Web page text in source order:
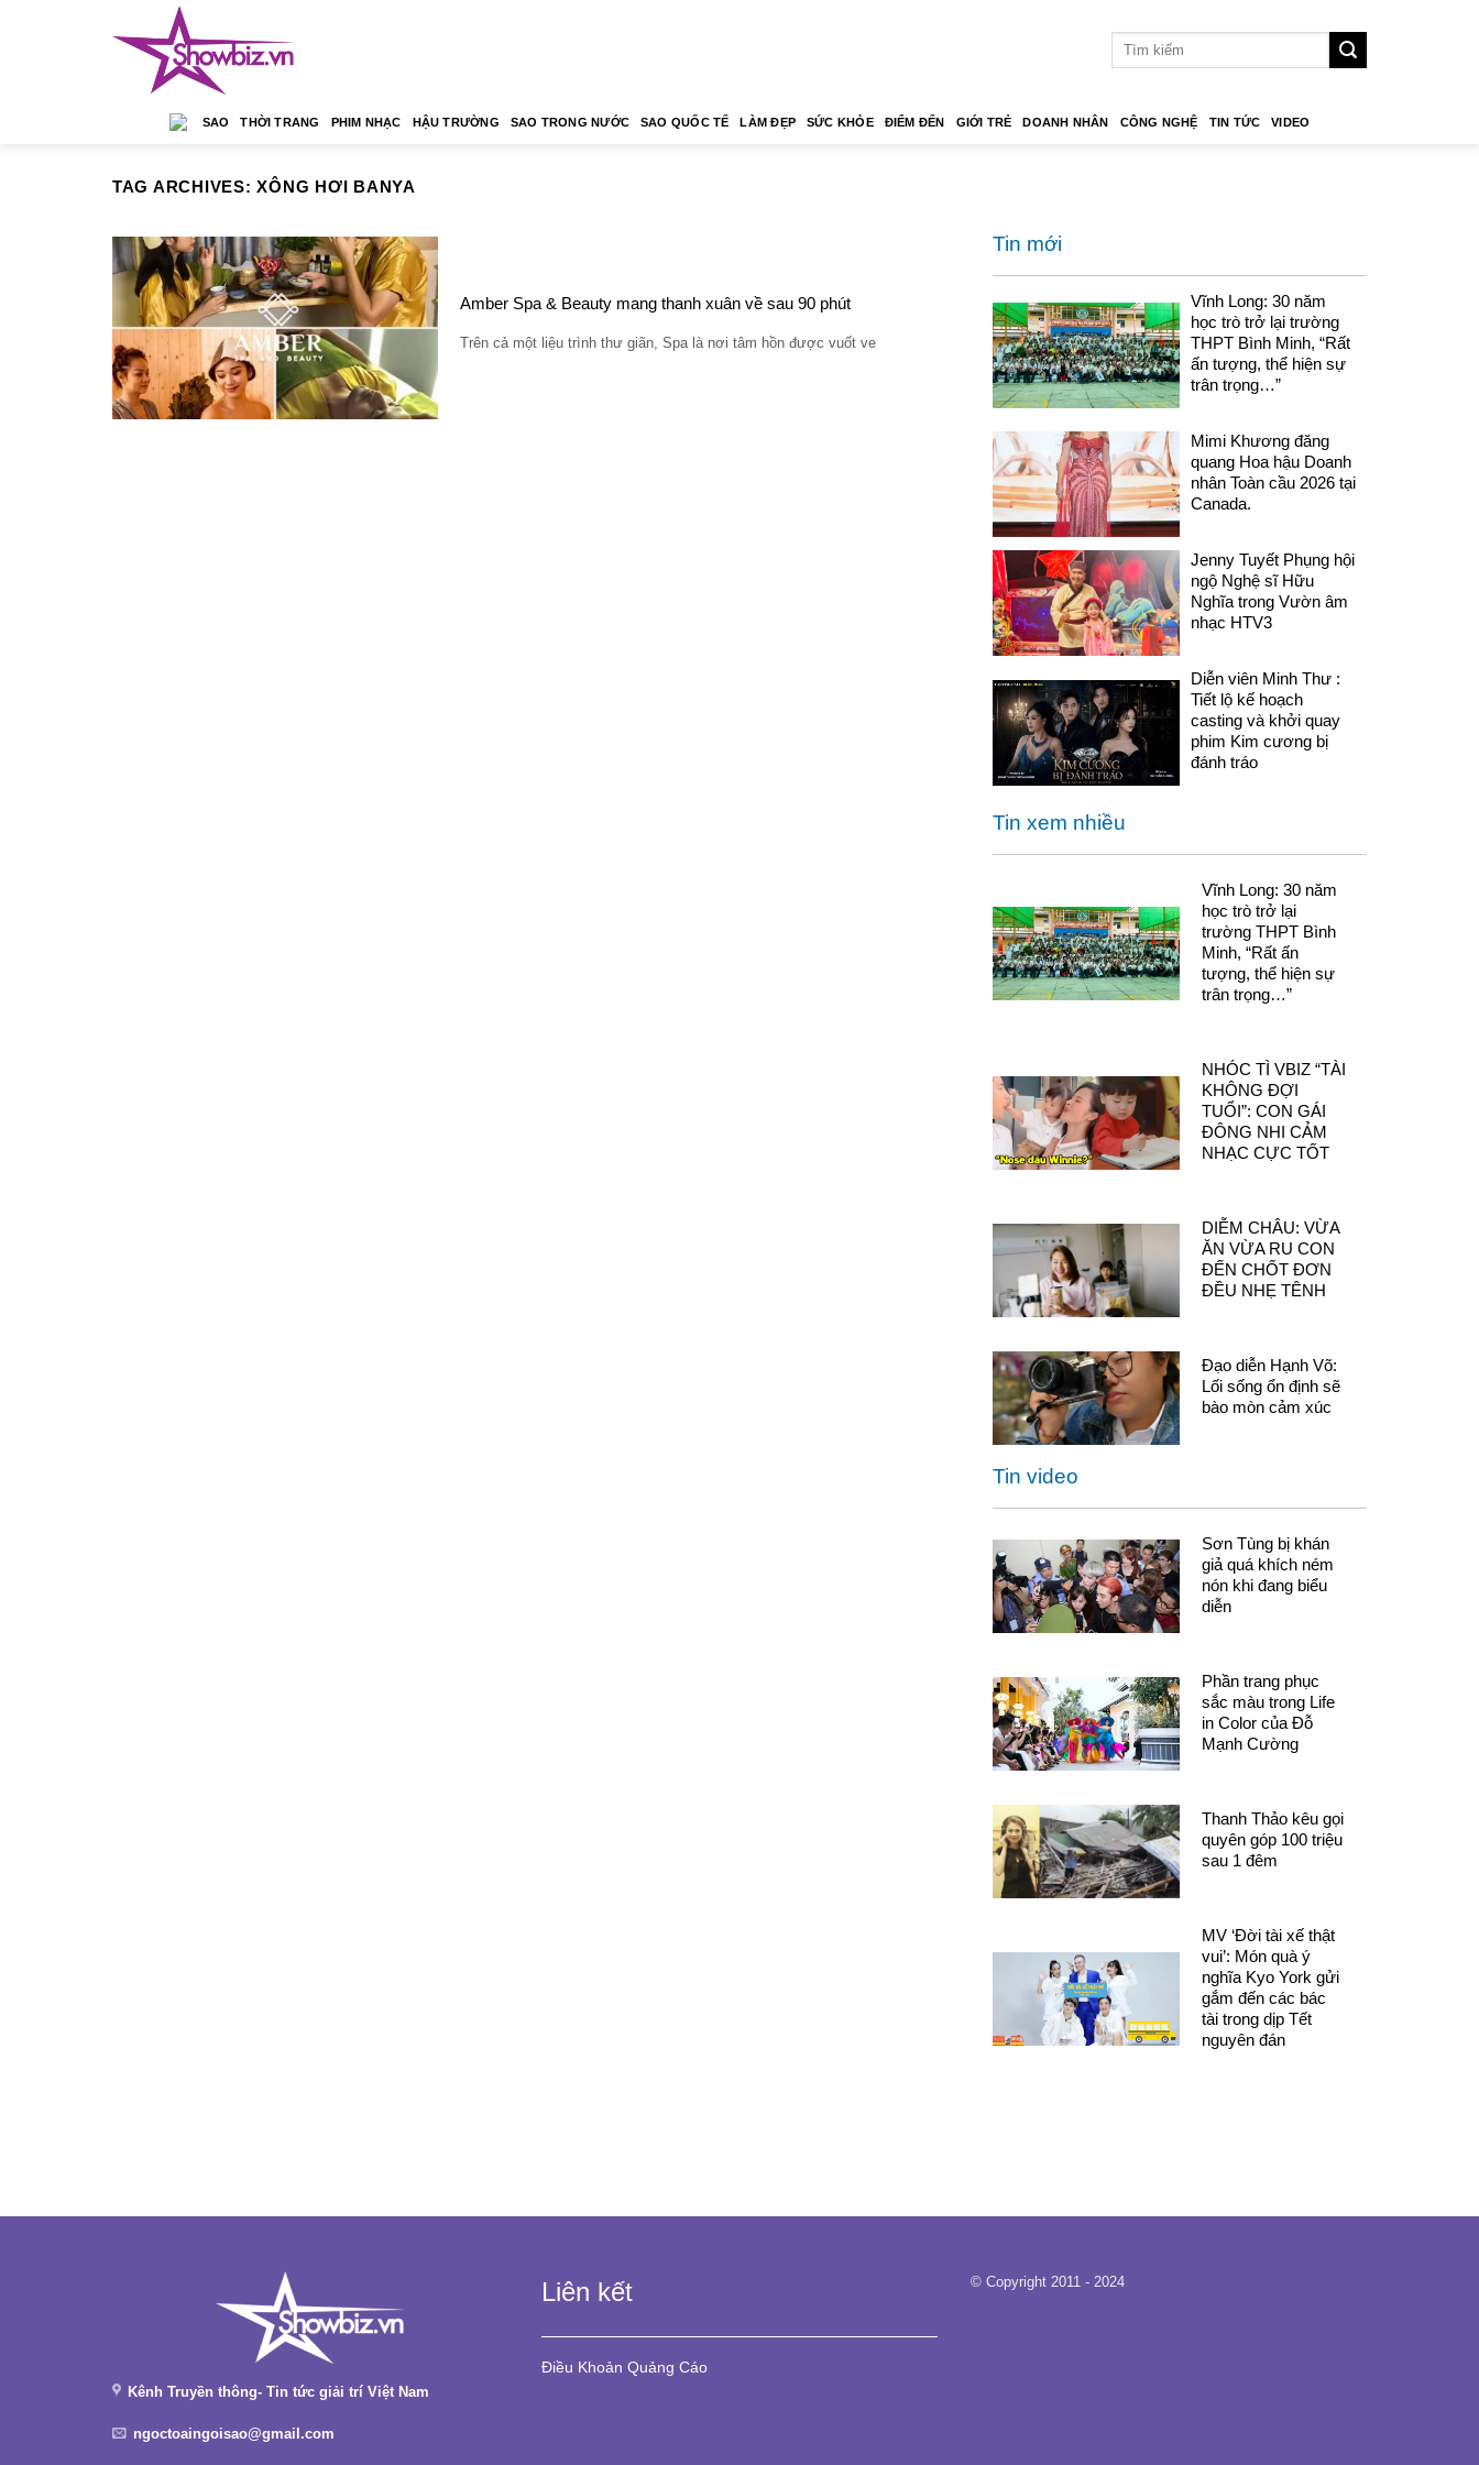
SAO THỜI TRANG PHIM NHẠC HẬU TRƯỜNG SAO TRONG NƯỚC SAO QUỐC TẾ LÀM ĐẸP SỨC KHỎE ĐIỂM ĐẾN GIỚI TRẺ DOANH NHÂN CÔNG NGHỆ TIN TỨC VIDEO
TAG ARCHIVES:XÔNG HƠI BANYA
Amber Spa & Beauty mang thanh xuân về sau 90 phút
Trên cả một liệu trình thư giãn, Spa là nơi tâm hồn được vuốt ve
Tin mới
Vĩnh Long: 30 năm
học trò trở lại trường
THPT Bình Minh, “Rất
ấn tượng, thể hiện sự
trân trọng…”
Mimi Khương đăng
quang Hoa hậu Doanh
nhân Toàn cầu 2026 tại
Canada.
Jenny Tuyết Phụng hội
ngộ Nghệ sĩ Hữu
Nghĩa trong Vườn âm
nhạc HTV3
Diễn viên Minh Thư :
Tiết lộ kế hoạch
casting và khởi quay
phim Kim cương bị
đánh tráo
Tin xem nhiều
Vĩnh Long: 30 năm
học trò trở lại
trường THPT Bình
Minh, “Rất ấn
tượng, thể hiện sự
trân trọng…”
NHÓC TÌ VBIZ “TÀI
KHÔNG ĐỢI
TUỔI”: CON GÁI
ĐÔNG NHI CẢM
NHẠC CỰC TỐT
DIỄM CHÂU: VỪA
ĂN VỪA RU CON
ĐẾN CHỐT ĐƠN
ĐỀU NHẸ TÊNH
Đạo diễn Hạnh Võ:
Lối sống ổn định sẽ
bào mòn cảm xúc
Tin video
Sơn Tùng bị khán
giả quá khích ném
nón khi đang biểu
diễn
Phần trang phục
sắc màu trong Life
in Color của Đỗ
Mạnh Cường
Thanh Thảo kêu gọi
quyên góp 100 triệu
sau 1 đêm
MV ‘Đời tài xế thật
vui’: Món quà ý
nghĩa Kyo York gửi
gắm đến các bác
tài trong dịp Tết
nguyên đán
Kênh Truyền thông- Tin tức giải trí Việt Nam
ngoctoaingoisao@gmail.com
Liên kết
Điều Khoản Quảng Cáo
© Copyright 2011 - 2024